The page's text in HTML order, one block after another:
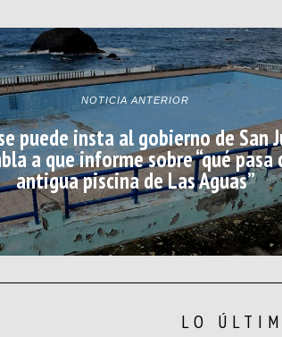
NOTICIA ANTERIOR
puede insta al gobierno de San
a que informe sobre “qué pasa
antigua piscina de Las Aguas”
LO